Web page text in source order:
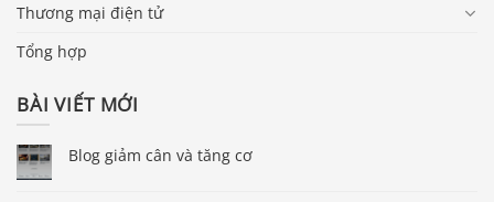
Thương mại điện tử
Tổng hợp
BÀI VIẾT MỚI
Blog giảm cân và tăng cơ